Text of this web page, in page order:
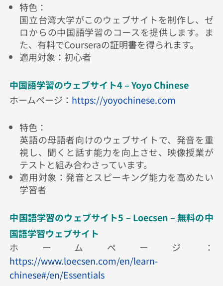
特色：
国立台湾大学がこのウェブサイトを制作し、ゼ
ロからの中国語学習のコースを提供します。ま
た、有料でCourseraの証明書を得られます。
適用対象：初心者
中国語学習のウェブサイト4 – Yoyo Chinese
ホームページ： https://yoyochinese.com
特色：
英語の母語者向けのウェブサイトで、発音を重
視し、聞くと話す能力を向上させ、映像授業が
テストと組み合わさっています。
適用対象：発音とスピーキング能力を高めたい
学習者
中国語学習のウェブサイト5 – Loecsen – 無料の中
国語学習ウェブサイト
ホームページ：
https://www.loecsen.com/en/learn-
chinese#/en/Essentials